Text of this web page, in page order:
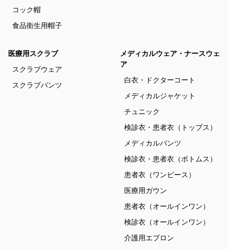
コック帽
食品衛生用帽子
医療用スクラブ
スクラブウェア
スクラブパンツ
メディカルウェア・ナースウェ
ア
白衣・ドクターコート
メディカルジャケット
チュニック
検診衣・患者衣（トップス）
メディカルパンツ
検診衣・患者衣（ボトムス）
患者衣（ワンピース）
医療用ガウン
患者衣（オールインワン）
検診衣（オールインワン）
介護用エプロン